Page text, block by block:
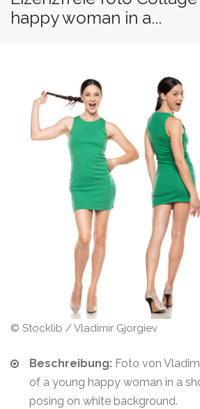
happy woman in a...
© Stocklib / Vladimir Gjorgiev
Beschreibung: Foto von
of a young happy woman in a
posing on white background.